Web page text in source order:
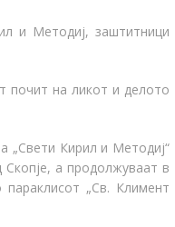
и Методиј, заштитници
почит на ликот и делото
„Свети Кирил и Методиј“
a продолжуваат в
параклисот „Св. Климент